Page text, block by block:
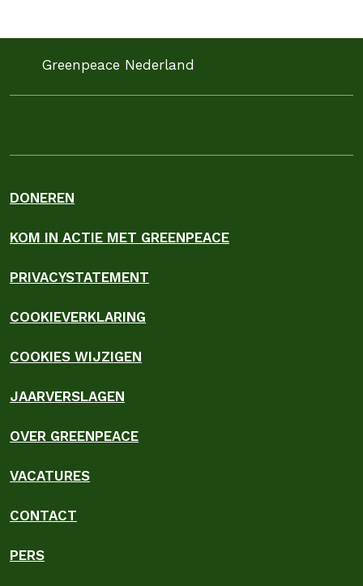
Greenpeace Nederland
DONEREN
KOM IN ACTIE MET GREENPEACE
PRIVACYSTATEMENT
COOKIEVERKLARING
COOKIES WIJZIGEN
JAARVERSLAGEN
OVER GREENPEACE
VACATURES
CONTACT
PERS